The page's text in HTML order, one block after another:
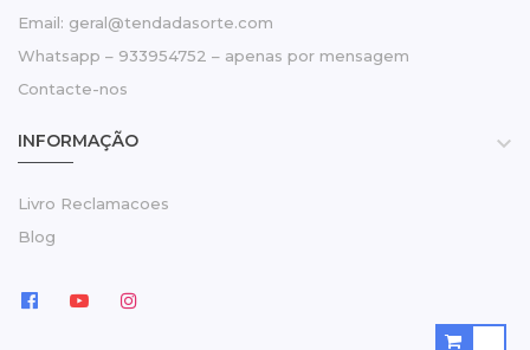
Email: geral@tendadasorte.com
Whatsapp – 933954752 – apenas por mensagem
Contacte-nos
INFORMAÇÃO 
Livro Reclamacoes
Blog